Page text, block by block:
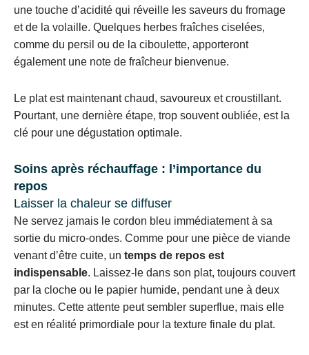
une touche d’acidité qui réveille les saveurs du fromage
et de la volaille. Quelques herbes fraîches ciselées,
comme du persil ou de la ciboulette, apporteront
également une note de fraîcheur bienvenue.
Le plat est maintenant chaud, savoureux et croustillant.
Pourtant, une dernière étape, trop souvent oubliée, est la
clé pour une dégustation optimale.
Soins après réchauffage : l’importance du
repos
Laisser la chaleur se diffuser
Ne servez jamais le cordon bleu immédiatement à sa
sortie du micro-ondes. Comme pour une pièce de viande
venant d’être cuite, un temps de repos est
indispensable. Laissez-le dans son plat, toujours couvert
par la cloche ou le papier humide, pendant une à deux
minutes. Cette attente peut sembler superflue, mais elle
est en réalité primordiale pour la texture finale du plat.